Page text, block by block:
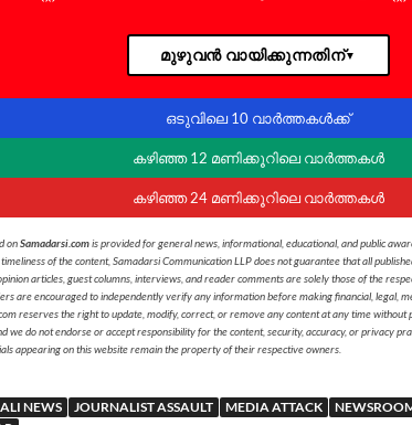
മുഴുവൻ വായിക്കുന്നതിന്▼
ഒടുവിലെ 10 വാർത്തകൾക്ക്
കഴിഞ്ഞ 12 മണിക്കൂറിലെ വാർത്തകൾ
കഴിഞ്ഞ 24 മണിക്കൂറിലെ വാർത്തകൾ
onSamadarsi.comis provided for general news, informational, educational, and public
of the content, Samadarsi Communication LLP does not guarantee that all
articles, guest columns, interviews, and reader comments are solely those of the
are encouraged to independently verify any information before making financial, legal,
reserves the right to update, modify, correct, or remove any content at any time
we do not endorse or accept responsibility for the content, security, accuracy, or privacy
appearing on this website remain the property of their respective owners.
NEWS JOURNALIST ASSAULT MEDIA ATTACK